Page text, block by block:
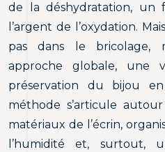
de la déshydratation, un
l’argent de l’oxydation.
pas dans le bricolage,
approche globale, une
préservation du bijou
méthode s’articule
matériaux de l’écrin,
l’humidité et, surtout,